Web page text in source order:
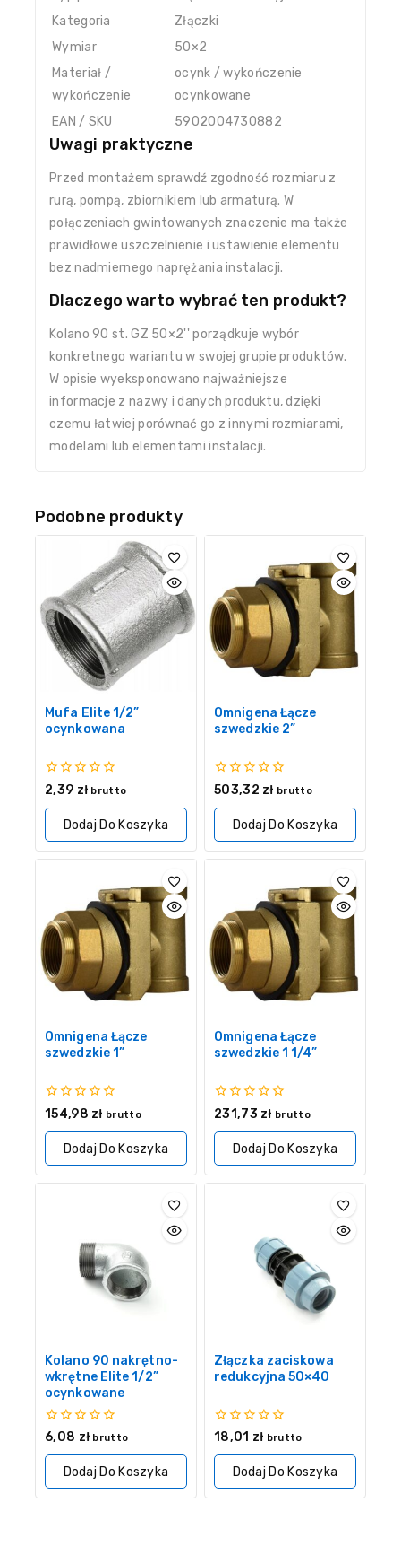
Kategoria
Złączki
Wymiar
50×2
Materiał /
wykończenie
ocynk / wykończenie
ocynkowane
EAN / SKU
5902004730882
Uwagi praktyczne
Przed montażem sprawdź zgodność rozmiaru z
rurą, pompą, zbiornikiem lub armaturą. W
połączeniach gwintowanych znaczenie ma także
prawidłowe uszczelnienie i ustawienie elementu
bez nadmiernego naprężania instalacji.
Dlaczego warto wybrać ten produkt?
Kolano 90 st. GZ 50×2'' porządkuje wybór
konkretnego wariantu w swojej grupie produktów.
W opisie wyeksponowano najważniejsze
informacje z nazwy i danych produktu, dzięki
czemu łatwiej porównać go z innymi rozmiarami,
modelami lub elementami instalacji.
Podobne produkty
Mufa Elite 1/2”
ocynkowana
0
5
2,39 zł brutto
Dodaj Do Koszyka
Omnigena Łącze
szwedzkie 2”
0
5
503,32 zł brutto
Dodaj Do Koszyka
Omnigena Łącze
szwedzkie 1”
0
5
154,98 zł brutto
Dodaj Do Koszyka
Omnigena Łącze
szwedzkie 1 1/4”
0
5
231,73 zł brutto
Dodaj Do Koszyka
Kolano 90 nakrętno-
wkrętne Elite 1/2”
ocynkowane
0
5
6,08 zł brutto
Dodaj Do Koszyka
Złączka zaciskowa
redukcyjna 50×40
0
5
18,01 zł brutto
Dodaj Do Koszyka